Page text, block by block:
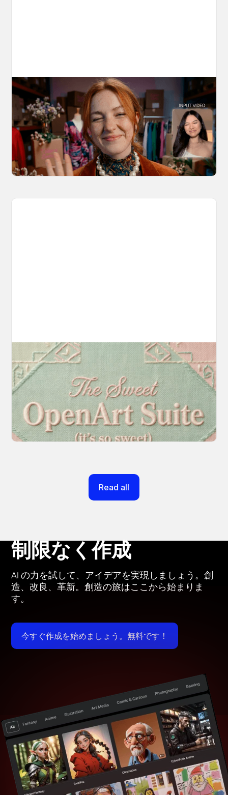
10 Types of Videos You Can Create with
Kling 3.0 Motion Control
Discover 10 video types you can create using
Kling 3.0 Motion Control on OpenArt, from
marketing to storytelling with amazingly
consistent motion and identity.
March 20, 2026
Introducing OpenArt Suite: Create
Without the Chaos
Every tool you need, finally in one place. We
fundamentally rearchitected the OpenArt
creation experience so your workflow finally
moves as fast as your ideas do.
March 20, 2026
Read all
制限なく作成
AI の力を試して、アイデアを実現しましょう。創
造、改良、革新。創造の旅はここから始まりま
す。
今すぐ作成を始めましょう。無料です！